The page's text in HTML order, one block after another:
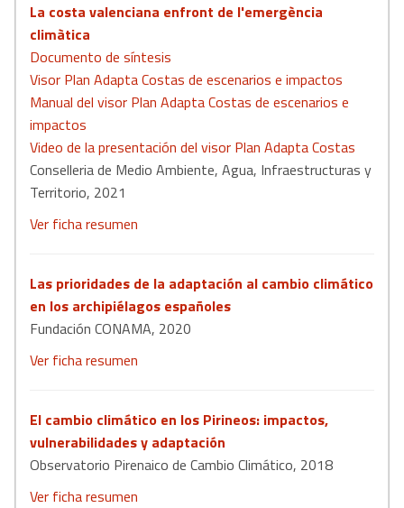
La costa valenciana enfront de l'emergència
climàtica
Documento de síntesis
Visor Plan Adapta Costas de escenarios e impactos
Manual del visor Plan Adapta Costas de escenarios e
impactos
Video de la presentación del visor Plan Adapta Costas
Conselleria de Medio Ambiente, Agua, Infraestructuras y
Territorio, 2021
Ver ficha resumen
Las prioridades de la adaptación al cambio climático
en los archipiélagos españoles
Fundación CONAMA, 2020
Ver ficha resumen
El cambio climático en los Pirineos: impactos,
vulnerabilidades y adaptación
Observatorio Pirenaico de Cambio Climático, 2018
Ver ficha resumen